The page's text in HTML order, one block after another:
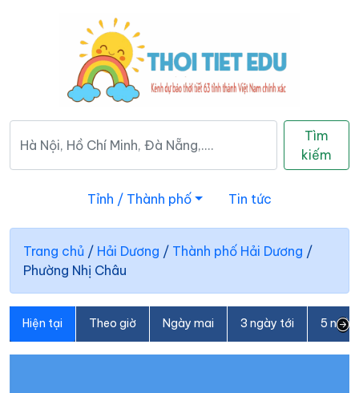
Tìm
kiếm
Tỉnh / Thành phố Tin tức
Trang chủ / Hải Dương / Thành phố Hải Dương /
Phường Nhị Châu
Hiện tại Theo giờ Ngày mai 3 ngày tới 5